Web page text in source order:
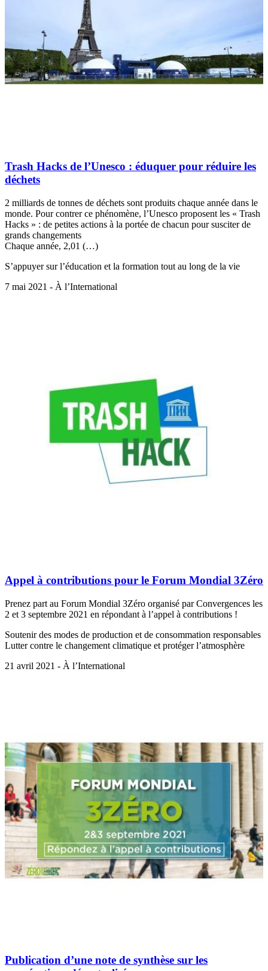
Trash Hacks de l’Unesco : éduquer pour réduire les
déchets
2 milliards de tonnes de déchets sont produits chaque année dans le
monde. Pour contrer ce phénomène, l’Unesco proposent les « Trash
Hacks » : de petites actions à la portée de chacun pour susciter de
grands changements
Chaque année, 2,01 (…)
S’appuyer sur l’éducation et la formation tout au long de la vie
7 mai 2021 - À l’International
Appel à contributions pour le Forum Mondial 3Zéro
Prenez part au Forum Mondial 3Zéro organisé par Convergences les
2 et 3 septembre 2021 en répondant à l’appel à contributions !
Soutenir des modes de production et de consommation responsables
Lutter contre le changement climatique et protéger l’atmosphère
21 avril 2021 - À l’International
Publication d’une note de synthèse sur les